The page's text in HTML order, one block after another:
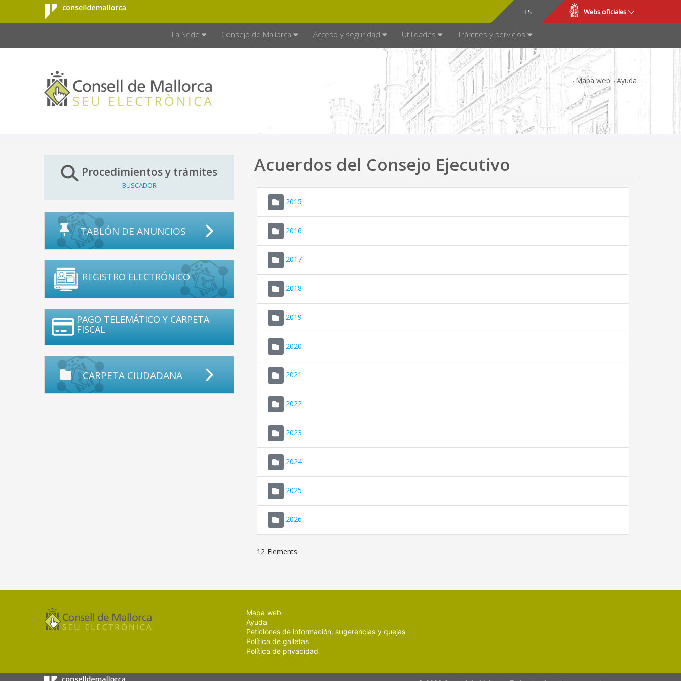
Saltar al contenido principal
Consell de
Mallorca
ES
CA Webs oficiales
La Sede Consejo de Mallorca Acceso y seguridad Utilidades Trámites y servicios
Mapa web Ayuda
Procedimientos y trámites
BUSCADOR
TABLÓN DE ANUNCIOS
REGISTRO ELECTRÓNICO
PAGO TELEMÁTICO Y CARPETA
FISCAL
CARPETA CIUDADANA
Acuerdos del Consejo Ejecutivo
2015
2016
2017
2018
2019
2020
2021
2022
2023
2024
2025
2026
12 Elements
Mapa web
Ayuda
Peticiones de información, sugerencias y quejas
Política de galletas
Política de privacidad